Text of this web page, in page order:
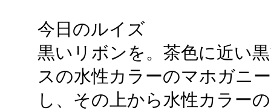
今日のルイズ
黒いリボンを。茶色に近い
スの水性カラーのマホガニ
し、その上から水性カラー